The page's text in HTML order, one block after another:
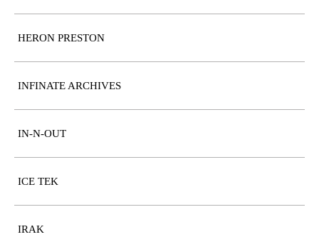
HERON PRESTON
INFINATE ARCHIVES
IN-N-OUT
ICE TEK
IRAK